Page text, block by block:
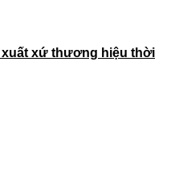
xuất xứ thương hiệu thời